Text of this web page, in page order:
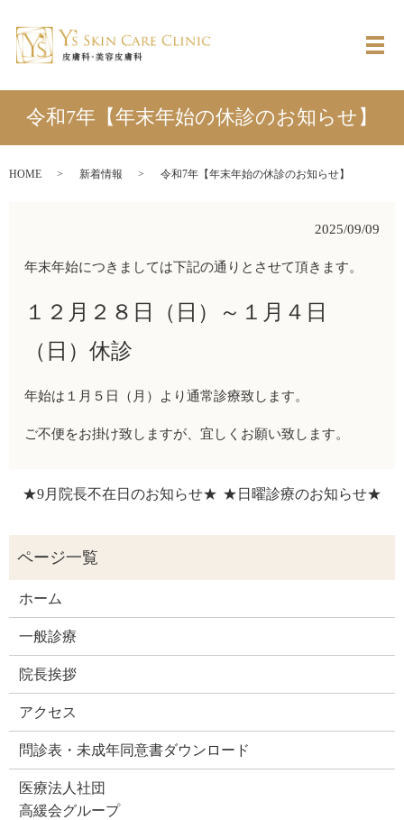
メ
令和7年【年末年始の休診のお知らせ】
HOME 新着情報 令和7年【年末年始の休診のお知らせ】
2025/09/09
年末年始につきましては下記の通りとさせて頂きます。
１２月２８日（日）～１月４日
（日）休診
年始は１月５日（月）より通常診療致します。
ご不便をお掛け致しますが、宜しくお願い致します。
★9月院長不在日のお知らせ★ ★日曜診療のお知らせ★
ホーム
一般診療
院長挨拶
アクセス
問診表・未成年同意書ダウンロード
医療法人社団
高緩会グループ